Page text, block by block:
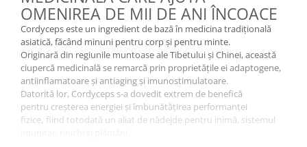
Înlocuitori de zahăr
Wellness
Igienă intimă
Igienă orală
Paste de dinți
Îngrijirea pielii
OMENIREA DE MII DE ANI ÎNCOACE
Cordyceps este un ingredient de bază în medicina tradițională
asiatică, făcând minuni pentru corp și pentru minte.
Originară din regiunile muntoase ale Tibetului și Chinei, această
ciupercă medicinală se remarcă prin proprietățile ei adaptogene,
antiinflamatoare și antiaging și imunostimulatoare.
Datorită lor, Cordyceps s-a dovedit extrem de benefică
pentru creșterea energiei și îmbunătățirea performanței
fizice, fiind totodată un aliat de nădejde pentru inimă, sistemul